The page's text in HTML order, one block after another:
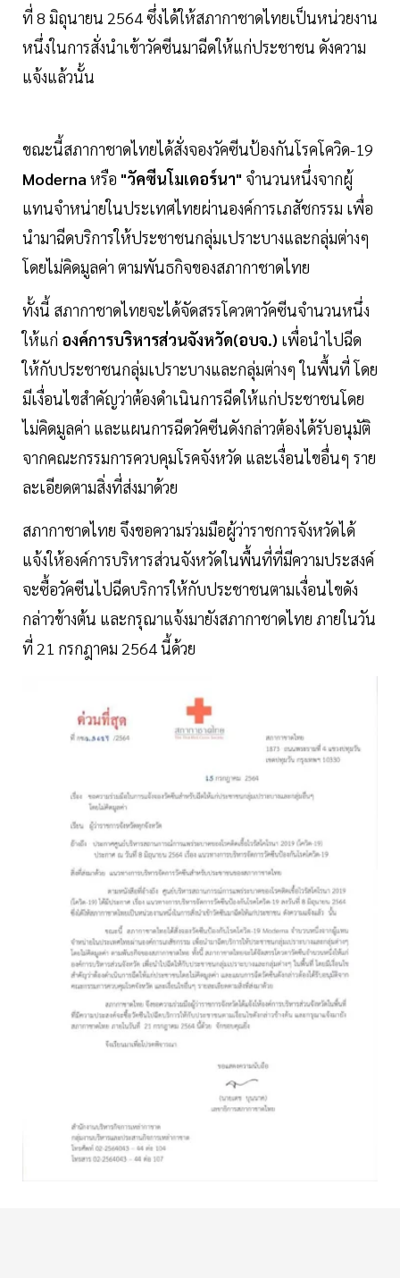
ที่ 8 มิถุนายน 2564 ซึ่งได้ให้สภากาชาดไทยเป็นหน่วยงาน
หนึ่งในการสั่งนำเข้าวัคซีนมาฉีดให้แก่ประชาชน ดังความ
แจ้งแล้วนั้น
ขณะนี้สภากาชาดไทยได้สั่งจองวัคซีนป้องกันโรคโควิด-19
Moderna หรือ "วัคซีนโมเดอร์นา" จำนวนหนึ่งจากผู้
แทนจำหน่ายในประเทศไทยผ่านองค์การเภสัชกรรม เพื่อ
นำมาฉีดบริการให้ประชาชนกลุ่มเปราะบางและกลุ่มต่างๆ
โดยไม่คิดมูลค่า ตามพันธกิจของสภากาชาดไทย
ทั้งนี้ สภากาชาดไทยจะได้จัดสรรโควตาวัคซีนจำนวนหนึ่ง
ให้แก่ องค์การบริหารส่วนจังหวัด(อบจ.) เพื่อนำไปฉีด
ให้กับประชาชนกลุ่มเปราะบางและกลุ่มต่างๆ ในพื้นที่ โดย
มีเงื่อนไขสำคัญว่าต้องดำเนินการฉีดให้แก่ประชาชนโดย
ไม่คิดมูลค่า และแผนการฉีดวัคซีนดังกล่าวต้องได้รับอนุมัติ
จากคณะกรรมการควบคุมโรคจังหวัด และเงื่อนไขอื่นๆ ราย
ละเอียดตามสิ่งที่ส่งมาด้วย
สภากาชาดไทย จึงขอความร่วมมือผู้ว่าราชการจังหวัดได้
แจ้งให้องค์การบริหารส่วนจังหวัดในพื้นที่ที่มีความประสงค์
จะซื้อวัคซีนไปฉีดบริการให้กับประชาชนตามเงื่อนไขดัง
กล่าวข้างต้น และกรุณาแจ้งมายังสภากาชาดไทย ภายในวัน
ที่ 21 กรกฎาคม 2564 นี้ด้วย